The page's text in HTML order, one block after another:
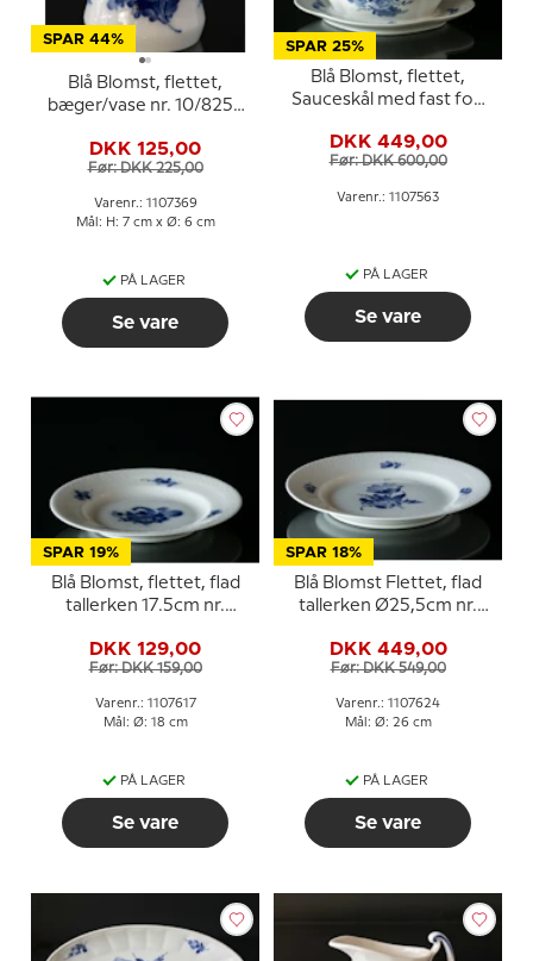
SPAR 44%
Blå Blomst, flettet,
bæger/vase nr. 10/8253
Copenhagen
DKK 125,00
Før: DKK 225,00
Varenr.: 1107369
Mål: H: 7 cm x Ø: 6 cm
PÅ LAGER
Se vare
SPAR 25%
Blå Blomst, flettet,
Sauceskål med fast fod
Royal Copenhagen
DKK 449,00
Før: DKK 600,00
Varenr.: 1107563
PÅ LAGER
Se vare
SPAR 19%
Blå Blomst, flettet, flad
tallerken 17.5cm nr.
DKK 129,00
Før: DKK 159,00
Varenr.: 1107617
Mål: Ø: 18 cm
PÅ LAGER
Se vare
SPAR 18%
Blå Blomst Flettet, flad
tallerken Ø25,5cm nr.
DKK 449,00
Før: DKK 549,00
Varenr.: 1107624
Mål: Ø: 26 cm
PÅ LAGER
Se vare